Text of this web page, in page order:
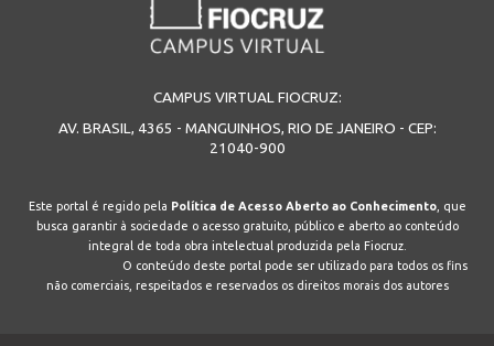
CAMPUS VIRTUAL FIOCRUZ:
AV. BRASIL, 4365 - MANGUINHOS, RIO DE JANEIRO - CEP:
21040-900
Este portal é regido pela Política de Acesso Aberto ao Conhecimento, que
busca garantir à sociedade o acesso gratuito, público e aberto ao conteúdo
integral de toda obra intelectual produzida pela Fiocruz.
O conteúdo deste portal pode ser utilizado para todos os fins
não comerciais, respeitados e reservados os direitos morais dos autores